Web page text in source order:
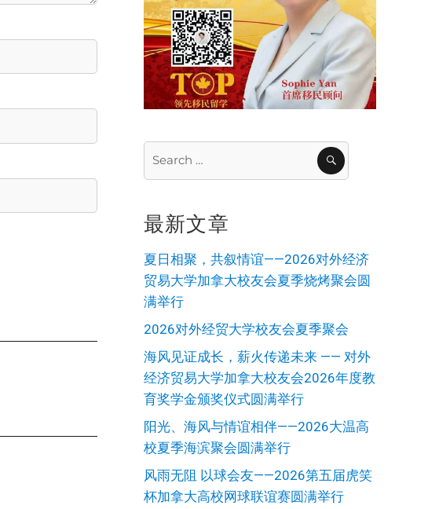
SEARCH
最新文章
夏日相聚，共叙情谊——2026对外经济
贸易大学加拿大校友会夏季烧烤聚会圆
满举行
2026对外经贸大学校友会夏季聚会
海风见证成长，薪火传递未来 —— 对外
经济贸易大学加拿大校友会2026年度教
育奖学金颁奖仪式圆满举行
阳光、海风与情谊相伴——2026大温高
校夏季海滨聚会圆满举行
风雨无阻 以球会友——2026第五届虎笑
杯加拿大高校网球联谊赛圆满举行